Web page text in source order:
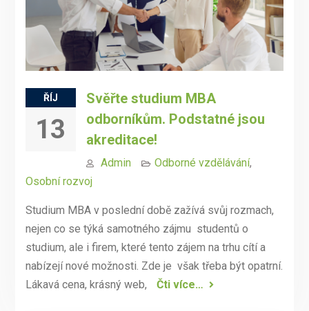
ŘÍJ
13
Svěřte studium MBA
odborníkům. Podstatné jsou
akreditace!
Admin Odborné vzdělávání,
Osobní rozvoj
Studium MBA v poslední době zažívá svůj rozmach,
nejen co se týká samotného zájmu studentů o
studium, ale i firem, které tento zájem na trhu cítí a
nabízejí nové možnosti. Zde je však třeba být opatrní.
Lákavá cena, krásný web,
Čti více…